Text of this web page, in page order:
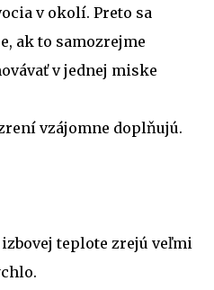
v okolí. Preto sa
ak to samozrejme
v jednej miske
vzájomne doplňujú.
teplote zrejú veľmi